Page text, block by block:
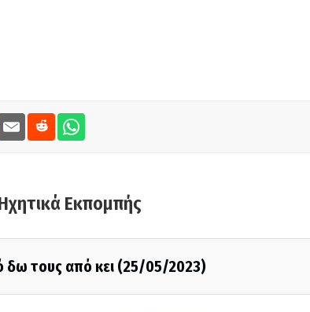
Εκπομπής
δω τους από κει (25/05/2023)